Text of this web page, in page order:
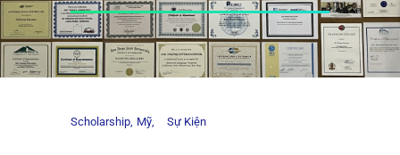
Scholarship Mỹ Sự Kiện